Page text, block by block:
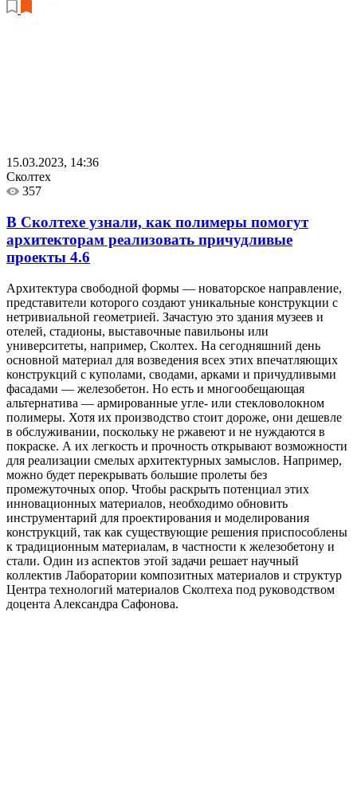
15.03.2023, 14:36
Сколтех
357
В Сколтехе узнали, как полимеры помогут
архитекторам реализовать причудливые
проекты 4.6
Архитектура свободной формы — новаторское направление,
представители которого создают уникальные конструкции с
нетривиальной геометрией. Зачастую это здания музеев и
отелей, стадионы, выставочные павильоны или
университеты, например, Сколтех. На сегодняшний день
основной материал для возведения всех этих впечатляющих
конструкций с куполами, сводами, арками и причудливыми
фасадами — железобетон. Но есть и многообещающая
альтернатива — армированные угле- или стекловолокном
полимеры. Хотя их производство стоит дороже, они дешевле
в обслуживании, поскольку не ржавеют и не нуждаются в
покраске. А их легкость и прочность открывают возможности
для реализации смелых архитектурных замыслов. Например,
можно будет перекрывать большие пролеты без
промежуточных опор. Чтобы раскрыть потенциал этих
инновационных материалов, необходимо обновить
инструментарий для проектирования и моделирования
конструкций, так как существующие решения приспособлены
к традиционным материалам, в частности к железобетону и
стали. Один из аспектов этой задачи решает научный
коллектив Лаборатории композитных материалов и структур
Центра технологий материалов Сколтеха под руководством
доцента Александра Сафонова.